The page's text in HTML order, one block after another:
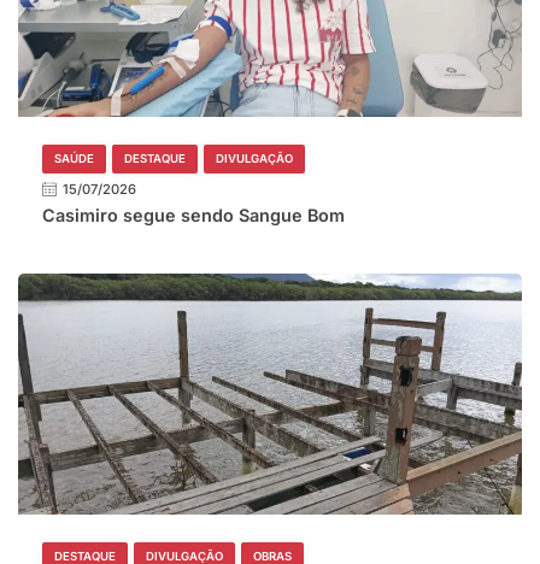
SAÚDE DESTAQUE DIVULGAÇÃO
15/07/2026
Casimiro segue sendo Sangue Bom
DESTAQUE DIVULGAÇÃO OBRAS